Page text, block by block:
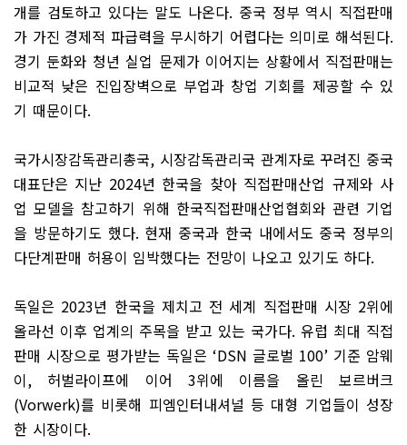
개를 검토하고 있다는 말도 나온다. 중국 정부 역시 직접판매
가 가진 경제적 파급력을 무시하기 어렵다는 의미로 해석된다.
경기 둔화와 청년 실업 문제가 이어지는 상황에서 직접판매는
비교적 낮은 진입장벽으로 부업과 창업 기회를 제공할 수 있
기 때문이다.
국가시장감독관리총국, 시장감독관리국 관계자로 꾸려진 중국
대표단은 지난 2024년 한국을 찾아 직접판매산업 규제와 사
업 모델을 참고하기 위해 한국직접판매산업협회와 관련 기업
을 방문하기도 했다. 현재 중국과 한국 내에서도 중국 정부의
다단계판매 허용이 임박했다는 전망이 나오고 있기도 하다.
독일은 2023년 한국을 제치고 전 세계 직접판매 시장 2위에
올라선 이후 업계의 주목을 받고 있는 국가다. 유럽 최대 직접
판매 시장으로 평가받는 독일은 ‘DSN 글로벌 100’ 기준 암웨
이, 허벌라이프에 이어3위에 이름을 올린 보르버크
(Vorwerk)를 비롯해 피엠인터내셔널 등 대형 기업들이 성장
한 시장이다.